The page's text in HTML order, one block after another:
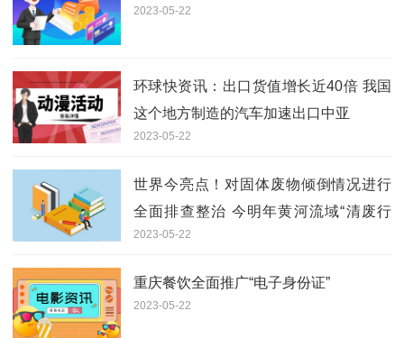
2023-05-22
环球快资讯：出口货值增长近40倍 我国
这个地方制造的汽车加速出口中亚
2023-05-22
世界今亮点！对固体废物倾倒情况进行
全面排查整治 今明年黄河流域“清废行
动”启动
2023-05-22
重庆餐饮全面推广“电子身份证”
2023-05-22